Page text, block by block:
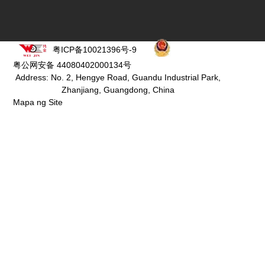
粤ICP备10021396号-9
粤公网安备 44080402000134号
Address: No. 2, Hengye Road, Guandu Industrial Park,
Zhanjiang, Guangdong, China
Mapa ng Site